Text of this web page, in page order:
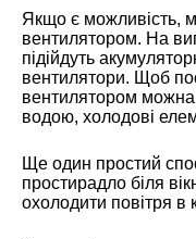
Якщо є можливість,
вентилятором. На
підійдуть
вентилятори. Щоб
вентилятором
водою, холодові
Ще один простий
простирадло біля
охолодити повітря в